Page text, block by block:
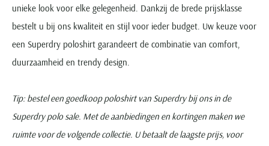
unieke look voor elke gelegenheid. Dankzij de brede prijsklasse
bestelt u bij ons kwaliteit en stijl voor ieder budget. Uw keuze voor
een Superdry poloshirt garandeert de combinatie van comfort,
duurzaamheid en trendy design.
Tip: bestel een goedkoop poloshirt van Superdry bij ons in de
Superdry polo sale. Met de aanbiedingen en kortingen maken we
ruimte voor de volgende collectie. U betaalt de laagste prijs, voor